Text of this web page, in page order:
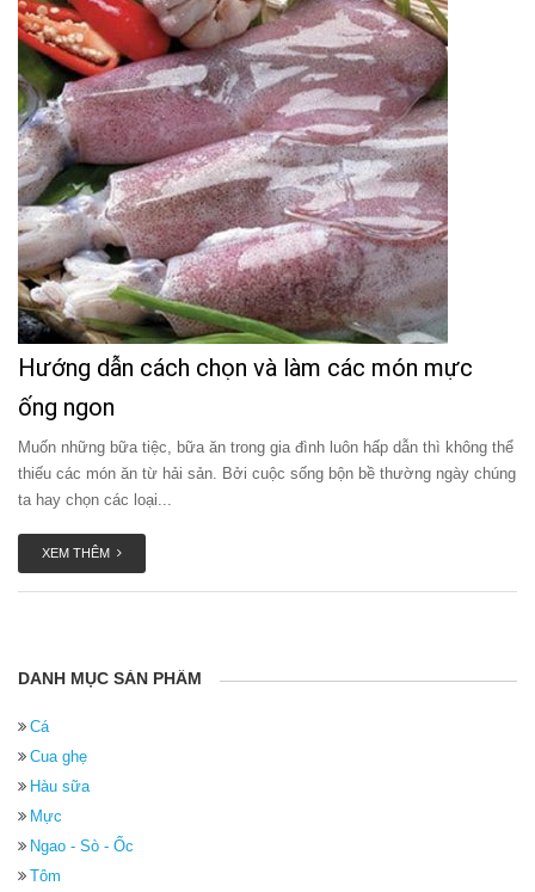
Hướng dẫn cách chọn và làm các món mực
ống ngon
Muốn những bữa tiệc, bữa ăn trong gia đình luôn hấp dẫn thì không thể
thiếu các món ăn từ hải sản. Bởi cuộc sống bộn bề thường ngày chúng
ta hay chọn các loại...
XEM THÊM
DANH MỤC SẢN PHẨM
Cá
Cua ghẹ
Hàu sữa
Mực
Ngao - Sò - Ốc
Tôm